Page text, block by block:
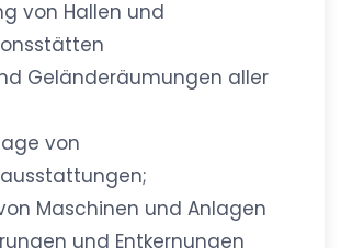
von Hallen und
Geländeräumungen aller
von
Maschinen und Anlagen
und Entkernungen